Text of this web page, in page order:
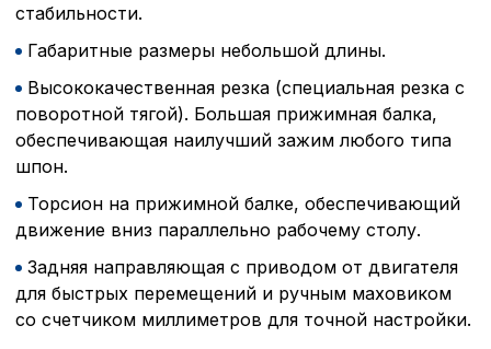
стабильности.
Габаритные размеры небольшой длины.
Высококачественная резка (специальная резка с
поворотной тягой). Большая прижимная балка,
обеспечивающая наилучший зажим любого типа
шпон.
Торсион на прижимной балке, обеспечивающий
движение вниз параллельно рабочему столу.
Задняя направляющая с приводом от двигателя
для быстрых перемещений и ручным маховиком
со счетчиком миллиметров для точной настройки.